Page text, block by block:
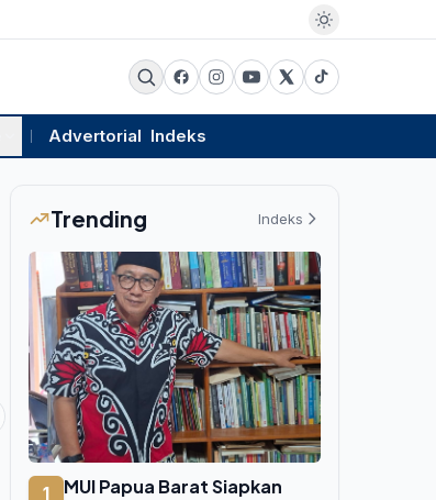
Advertorial Indeks
PEMERINTAHAN
Kejagung Periksa Eks Jampidsus
Trending Indeks
1
MUI Papua Barat Siapkan